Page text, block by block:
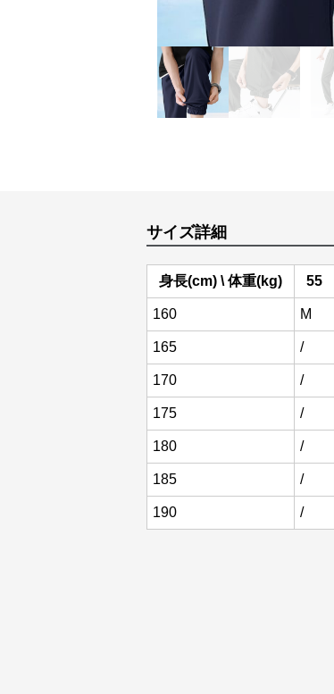
サイズ詳細
身長(cm) \ 体重(kg) 55
160 M
165 /
170 /
175 /
180 /
185 /
190 /